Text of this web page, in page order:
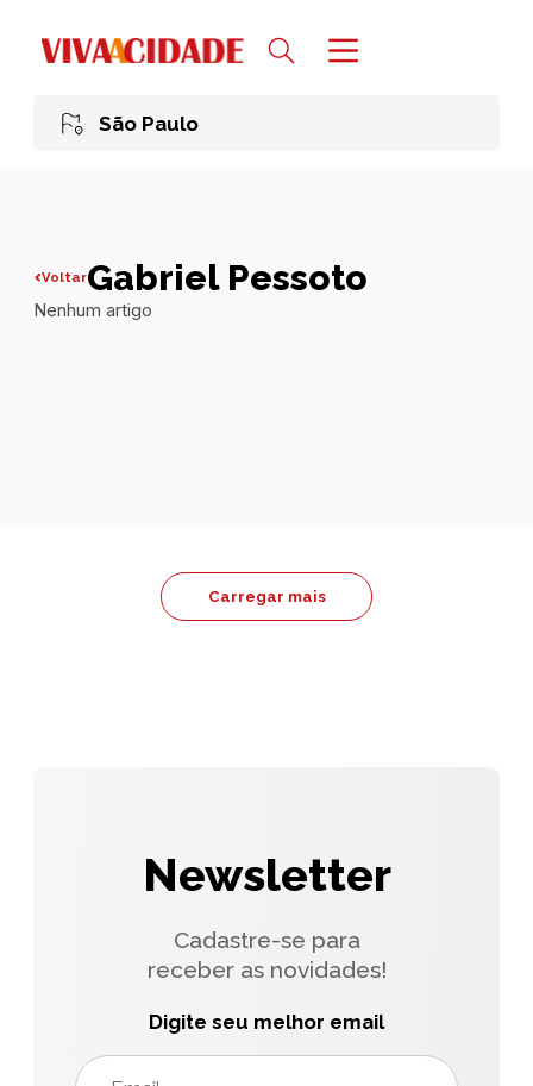
São Paulo
VoltarGabriel Pessoto
Nenhum artigo
Carregar mais
Newsletter
Cadastre-se para
receber as novidades!
Digite seu melhor email